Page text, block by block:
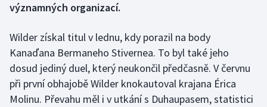
Futsal
Golf
Gymnastika
Házená
významných organizací.
Wilder získal titul v lednu, kdy porazil na body
Kanaďana Bermaneho Stivernea. To byl také jeho
dosud jediný duel, který neukončil předčasně. V červnu
při první obhajobě Wilder knokautoval krajana Érica
Molinu. Převahu měl i v utkání s Duhaupasem, statistici